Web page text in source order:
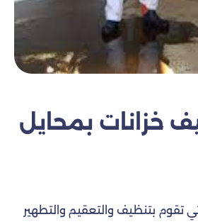
خزانات بمحايل
تقوم بتنظيف والتعقيم والتطهير